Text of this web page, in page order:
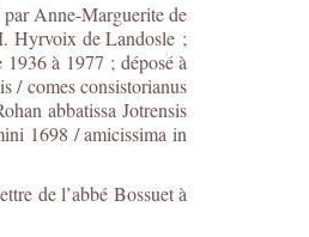
Anne-Marguerite de
Hyrvoix de Landosle ;
1936 à 1977 ; déposé à
/ comes consistorianus
abbatissa Jotrensis
1698 / amicissima in
de l’abbé Bossuet à